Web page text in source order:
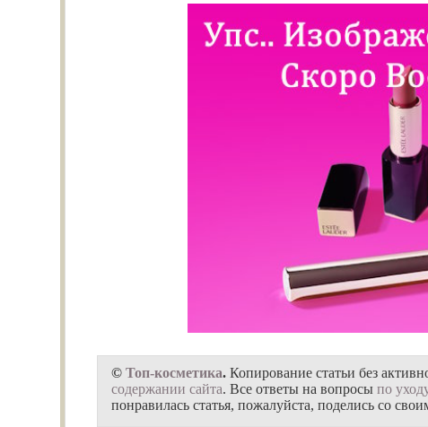
© Топ-косметика. Копирование статьи без
содержании сайта. Все ответы на вопросы по
понравилась статья, пожалуйста, поделись со